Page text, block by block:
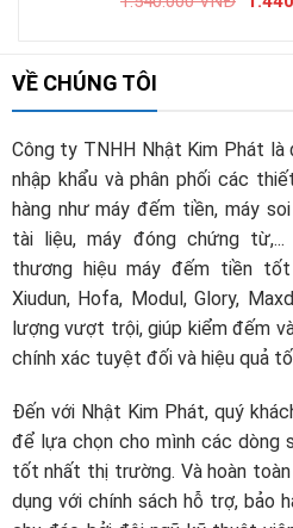
VỀ CHÚNG TÔI
Công ty TNHH Nhật Kim Phát
nhập khẩu và phân phối các
hàng như máy đếm tiền, máy
tài liệu, máy đóng chứng
thương hiệu máy đếm tiền tốt
Xiudun, Hofa, Modul, Glory,
lượng vượt trội, giúp kiểm đếm
chính xác tuyệt đối và hiệu quả
Đến với Nhật Kim Phát, quý
để lựa chọn cho mình các dòng
tốt nhất thị trường. Và hoàn
dụng với chính sách hỗ trợ, bảo